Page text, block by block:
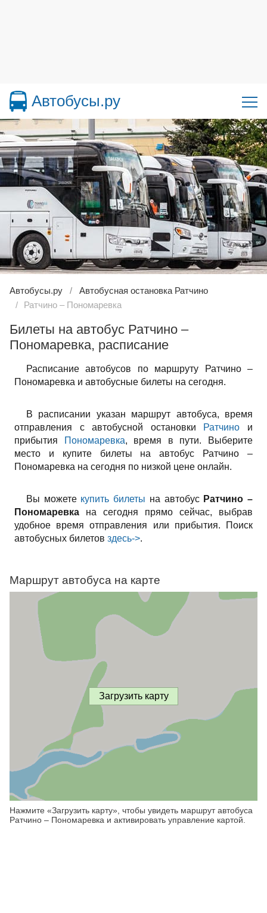
Автобусы.ру
Автобусы.ру
Автобусная остановка Ратчино
Ратчино – Пономаревка
Билеты на автобус Ратчино –
Пономаревка, расписание
Расписание автобусов по маршруту Ратчино –
Пономаревка и автобусные билеты на сегодня.
В расписании указан маршрут автобуса, время
отправления с автобусной остановки Ратчино и
прибытия
Пономаревка, время в пути. Выберите
место и купите билеты на автобус Ратчино –
Пономаревка на сегодня по низкой цене онлайн.
Вы можете купить билеты на автобус Ратчино –
Пономаревка на сегодня прямо сейчас, выбрав
удобное время отправления или прибытия. Поиск
автобусных билетов здесь->.
Маршрут автобуса на карте
Загрузить карту
Нажмите «Загрузить карту», чтобы увидеть маршрут автобуса
Ратчино – Пономаревка и активировать управление картой.